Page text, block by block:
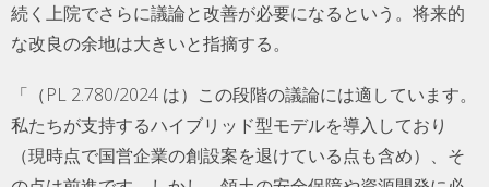
続く上院でさらに議論と改善が必要になるという。将来的
な改良の余地は大きいと指摘する。
「（PL 2.780/2024 は）この段階の議論には適しています。
私たちが支持するハイブリッド型モデルを導入しており
（現時点で国営企業の創設案を退けている点も含め）、そ